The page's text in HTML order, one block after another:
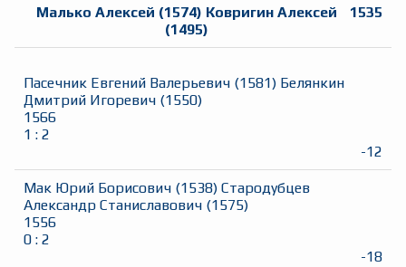
Малько Алексей (1574) Ковригин Алексей
(1495)
1535
Пасечник Евгений Валерьевич (1581) Белянкин
Дмитрий Игоревич (1550)
1566
1 : 2
-12
Мак Юрий Борисович (1538) Стародубцев
Александр Станиславович (1575)
1556
0 : 2
-18